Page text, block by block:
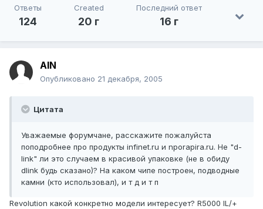
Ответы
124
Created
20 г
Последний ответ
16 г
AIN
Опубликовано 21 декабря, 2005
Цитата
Уважаемые форумчане, расскажите пожалуйста
поподробнее про продукты infinet.ru и nporapira.ru. Не "d-
link" ли это случаем в красивой упаковке (не в обиду
dlink будь сказано)? На каком чипе построен, подводные
камни (кто использовал), и т д и т п
Revolution какой конкретно модели интересует? R5000 IL/+